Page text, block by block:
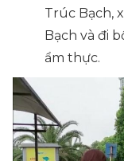
Trúc Bạch,
Bạch và đi
ẩm thực.